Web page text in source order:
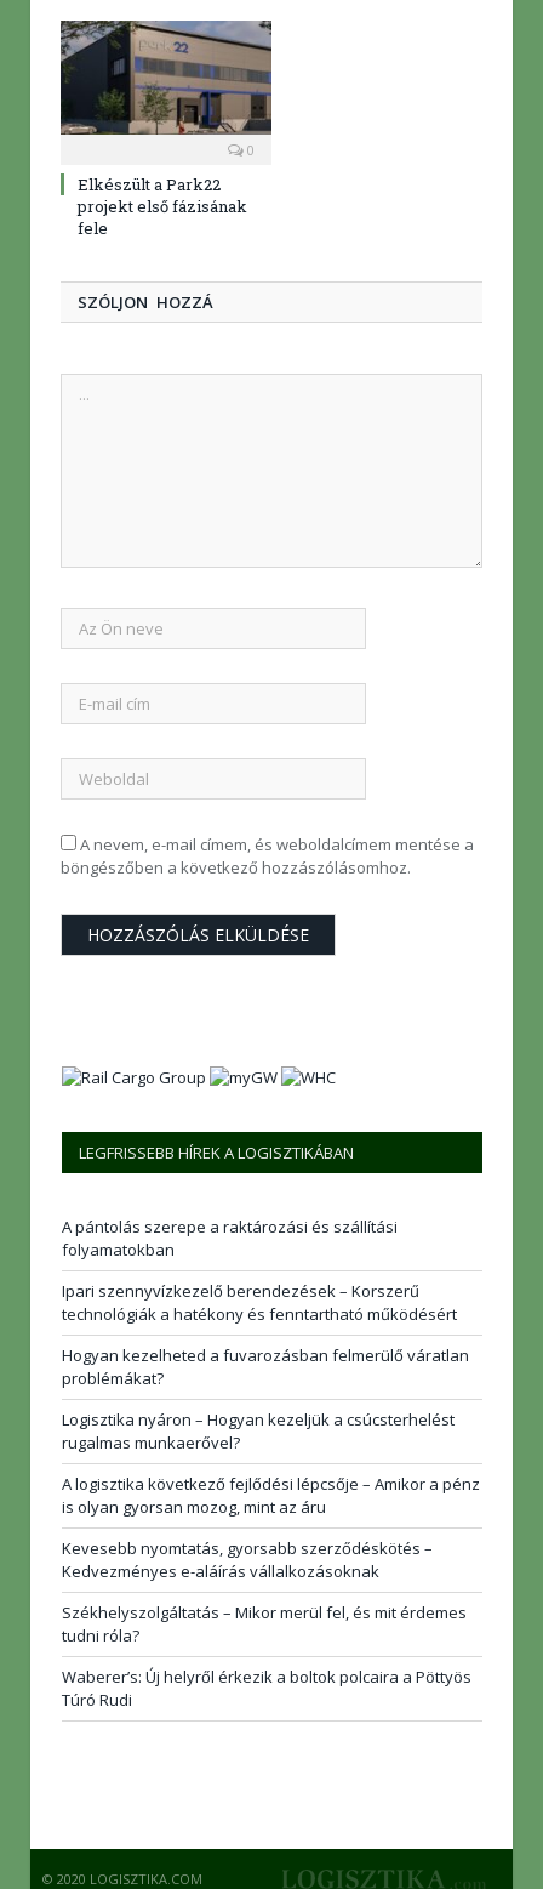
0
Elkészült a Park22
projekt első fázisának
fele
SZÓLJON HOZZÁ
A nevem, e-mail címem, és weboldalcímem mentése a
böngészőben a következő hozzászólásomhoz.
LEGFRISSEBB HÍREK A LOGISZTIKÁBAN
A pántolás szerepe a raktározási és szállítási
folyamatokban
Ipari szennyvízkezelő berendezések – Korszerű
technológiák a hatékony és fenntartható működésért
Hogyan kezelheted a fuvarozásban felmerülő váratlan
problémákat?
Logisztika nyáron – Hogyan kezeljük a csúcsterhelést
rugalmas munkaerővel?
A logisztika következő fejlődési lépcsője – Amikor a pénz
is olyan gyorsan mozog, mint az áru
Kevesebb nyomtatás, gyorsabb szerződéskötés –
Kedvezményes e-aláírás vállalkozásoknak
Székhelyszolgáltatás – Mikor merül fel, és mit érdemes
tudni róla?
Waberer’s: Új helyről érkezik a boltok polcaira a Pöttyös
Túró Rudi
© 2020 LOGISZTIKA.COM